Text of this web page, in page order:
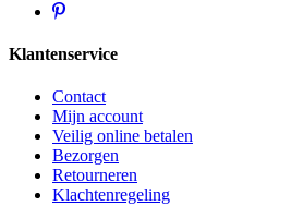
Klantenservice
Contact
Mijn account
Veilig online betalen
Bezorgen
Retourneren
Klachtenregeling